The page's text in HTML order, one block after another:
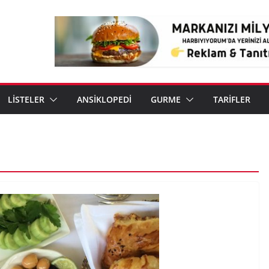
LİSTELER ANSİKLOPEDİ GURME TARİFLER